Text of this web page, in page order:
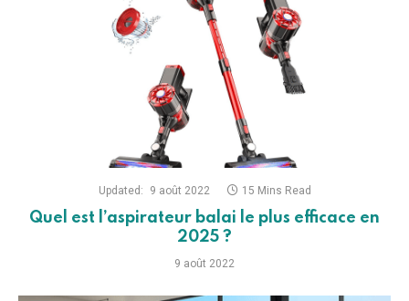
Updated: 9 août 2022 15 Mins Read
Quel est l’aspirateur balai le plus efficace en
2025 ?
9 août 2022